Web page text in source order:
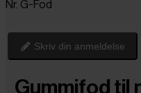
Nr. G-Fod
Skriv din anmeldelse
_Gummifod til